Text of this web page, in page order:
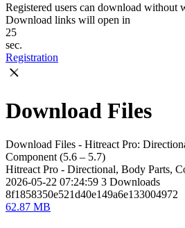
Registered users can download without
Download links will open in
25
sec.
Registration
Download Files
Download Files - Hitreact Pro:
Component (5.6 – 5.7)
Hitreact Pro - Directional, Body Parts,
2026-05-22 07:24:59 3 Downloads
8f1858350e521d40e149a6e133004972
62.87 MB